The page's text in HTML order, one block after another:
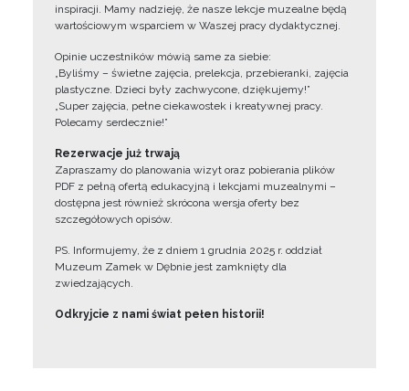
inspiracji. Mamy nadzieję, że nasze lekcje muzealne będą
wartościowym wsparciem w Waszej pracy dydaktycznej.
Opinie uczestników mówią same za siebie:
„Byliśmy – świetne zajęcia, prelekcja, przebieranki, zajęcia
plastyczne. Dzieci były zachwycone, dziękujemy!”
„Super zajęcia, pełne ciekawostek i kreatywnej pracy.
Polecamy serdecznie!”
Rezerwacje już trwają
Zapraszamy do planowania wizyt oraz pobierania plików
PDF z pełną ofertą edukacyjną i lekcjami muzealnymi –
dostępna jest również skrócona wersja oferty bez
szczegółowych opisów.
PS. Informujemy, że z dniem 1 grudnia 2025 r. oddział
Muzeum Zamek w Dębnie jest zamknięty dla
zwiedzających.
Odkryjcie z nami świat pełen historii!